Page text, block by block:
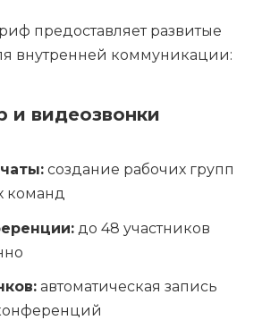
предоставляет развитые
внутренней коммуникации:
и видеозвонки
создание рабочих групп
команд
до 48 участников
автоматическая запись